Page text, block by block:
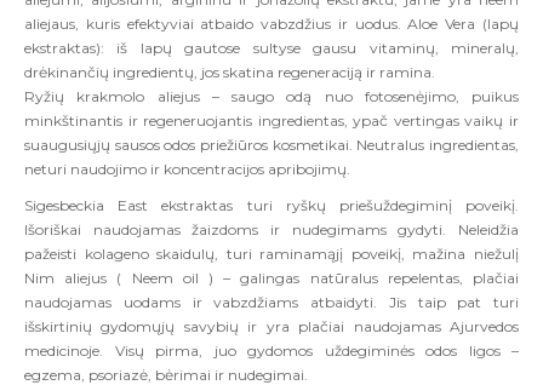
aliejaus, kuris efektyviai atbaido vabzdžius ir uodus. Aloe Vera (lapų
ekstraktas): iš lapų gautose sultyse gausu vitaminų, mineralų,
drėkinančių ingredientų, jos skatina regeneraciją ir ramina.
Ryžių krakmolo aliejus – saugo odą nuo fotosenėjimo, puikus
minkštinantis ir regeneruojantis ingredientas, ypač vertingas vaikų ir
suaugusiųjų sausos odos priežiūros kosmetikai. Neutralus ingredientas,
neturi naudojimo ir koncentracijos apribojimų.
Sigesbeckia East ekstraktas turi ryškų priešuždegiminį poveikį.
Išoriškai naudojamas žaizdoms ir nudegimams gydyti. Neleidžia
pažeisti kolageno skaidulų, turi raminamąjį poveikį, mažina niežulį
Nim aliejus ( Neem oil ) – galingas natūralus repelentas, plačiai
naudojamas uodams ir vabzdžiams atbaidyti. Jis taip pat turi
išskirtinių gydomųjų savybių ir yra plačiai naudojamas Ajurvedos
medicinoje. Visų pirma, juo gydomos uždegiminės odos ligos –
egzema, psoriazė, bėrimai ir nudegimai.